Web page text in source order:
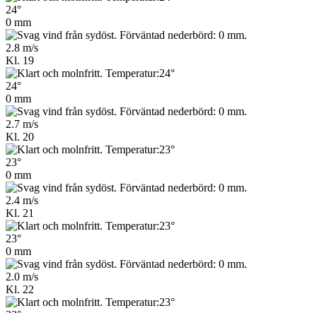
24°
0 mm
2.8 m/s
Kl. 19
24°
0 mm
2.7 m/s
Kl. 20
23°
0 mm
2.4 m/s
Kl. 21
23°
0 mm
2.0 m/s
Kl. 22